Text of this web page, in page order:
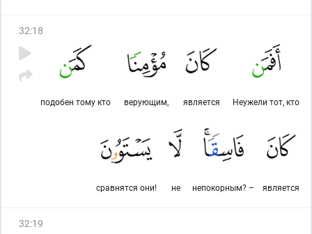
32:18
Неужели тот, кто
является
верующим,
подобен тому кто
является
непокорным? –
не
сравнятся они!
32:19